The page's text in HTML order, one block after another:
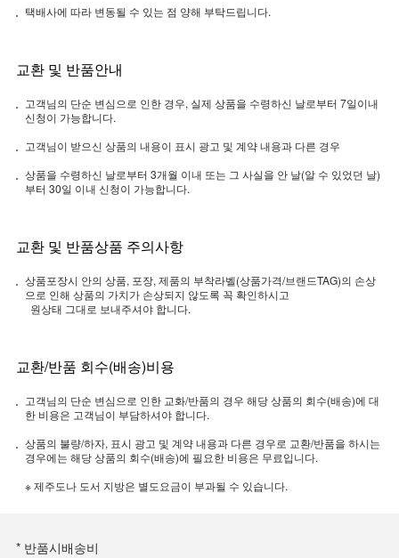
택배사에 따라 변동될 수 있는 점 양해 부탁드립니다.
교환 및 반품안내
고객님의 단순 변심으로 인한 경우, 실제 상품을 수령하신 날로부터 7일이내
신청이 가능합니다.
고객님이 받으신 상품의 내용이 표시 광고 및 계약 내용과 다른 경우
상품을 수령하신 날로부터 3개월 이내 또는 그 사실을 안 날(알 수 있었던 날)
부터 30일 이내 신청이 가능합니다.
교환 및 반품상품 주의사항
상품포장시 안의 상품, 포장, 제품의 부착라벨(상품가격/브랜드TAG)의 손상
으로 인해 상품의 가치가 손상되지 않도록 꼭 확인하시고
원상태 그대로 보내주셔야 합니다.
교환/반품 회수(배송)비용
고객님의 단순 변심으로 인한 교화/반품의 경우 해당 상품의 회수(배송)에 대
한 비용은 고객님이 부담하셔야 합니다.
상품의 불량/하자, 표시 광고 및 계약 내용과 다른 경우로 교환/반품을 하시는
경우에는 해당 상품의 회수(배송)에 필요한 비용은 무료입니다.
※ 제주도나 도서 지방은 별도요금이 부과될 수 있습니다.
* 반품시배송비